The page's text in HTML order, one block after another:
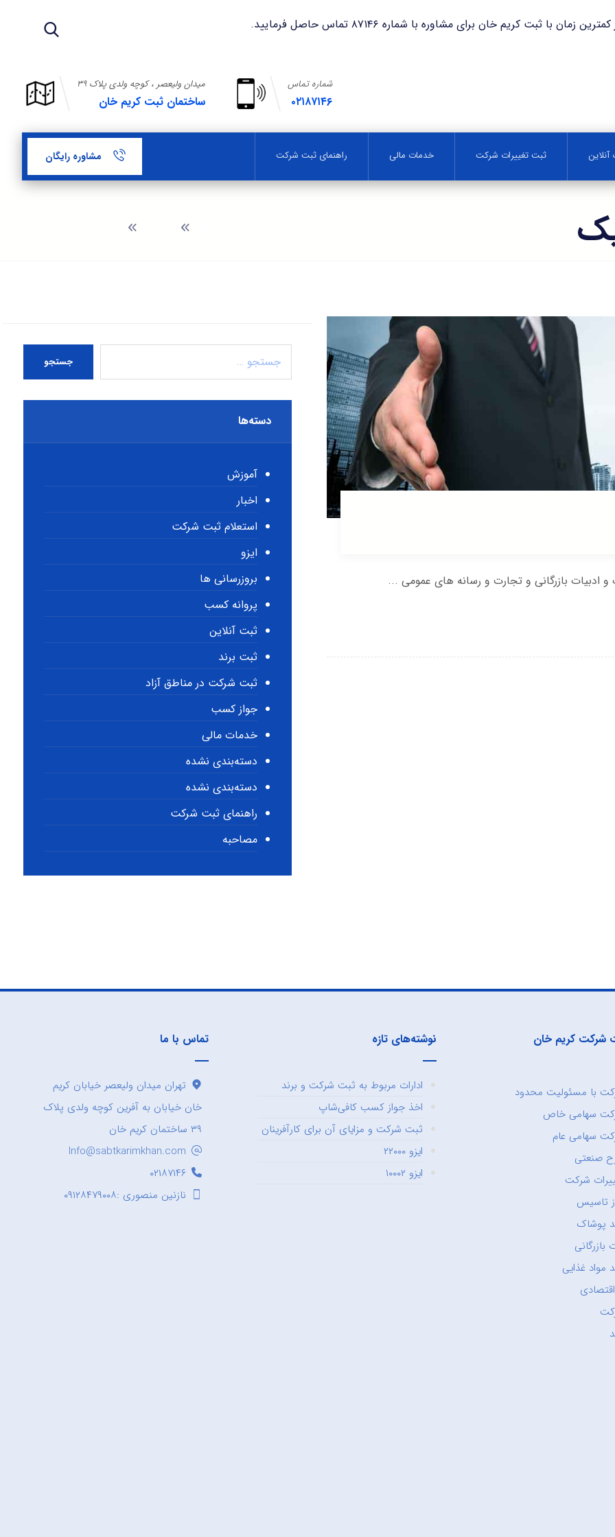
کریم خان برای مشاوره با شماره ۸۷۱۴۶ تماس حاصل فرمایید.
میدان ولیعصر ، کوچه ولدی پلاک ۳۹
ساختمان ثبت کریم خان
شماره تماس
۰۲۱۸۷۱۴۶
ثبت تغییرات شرکت خدمات مالی راهنمای ثبت شرکت مشاوره رایگان
ادبیات بازرگانی و تجارت و رسانه های عمومی ...
جستجو
دسته‌ها
آموزش
اخبار
استعلام ثبت شرکت
ایزو
بروزرسانی ها
پروانه کسب
ثبت آنلاین
ثبت برند
ثبت شرکت در مناطق آزاد
جواز کسب
خدمات مالی
دسته‌بندی نشده
دسته‌بندی نشده
راهنمای ثبت شرکت
مصاحبه
شرکت کریم خان
با مسئولیت محدود
سهامی خاص
سهامی عام
صنعتی
شرکت
تاسیس
پوشاک
بازرگانی
مواد غذایی
نوشته‌های تازه
ادارات مربوط به ثبت شرکت و برند
اخذ جواز کسب کافی‌شاپ
ثبت شرکت و مزایای آن برای کارآفرینان
ایزو ۲۲۰۰۰
ایزو ۱۰۰۰۲
تماس با ما
تهران میدان ولیعصر خیابان کریم
خان خیابان به آفرین کوچه ولدی پلاک
۳۹ ساختمان کریم خان
Info@sabtkarimkhan.com
۰۲۱۸۷۱۴۶
نازنین منصوری :۰۹۱۲۸۴۷۹۰۰۸